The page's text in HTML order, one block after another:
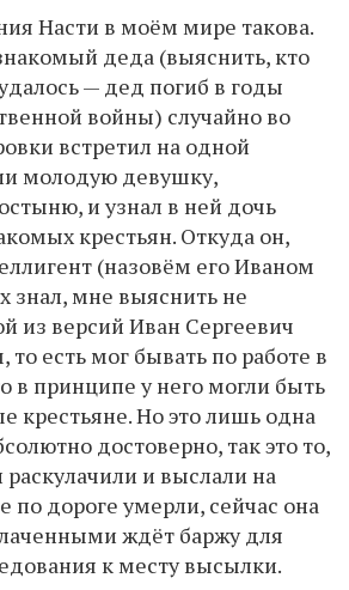
Насти в моём мире такова.
деда (выяснить, кто
— дед погиб в годы
войны) случайно во
встретил на одной
молодую девушку,
и узнал в ней дочь
крестьян. Откуда он,
(назовём его Иваном
знал, мне выяснить не
из версий Иван Сергеевич
есть мог бывать по работе в
в принципе у него могли быть
крестьяне. Но это лишь одна
достоверно, так это то,
и выслали на
по дороге умерли, сейчас она
ждёт баржу для
к месту высылки.